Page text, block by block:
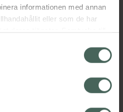
informationen med annan
eller som de har
deras tjänster. Samtycke till
webbplatsens
samtycke påverkar inte
som skett innan återkallelsen.
Visa